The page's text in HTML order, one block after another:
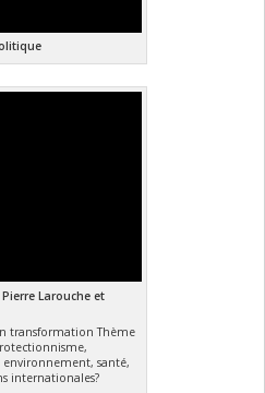
Larouche et
transformation Thème
santé,
internationales?